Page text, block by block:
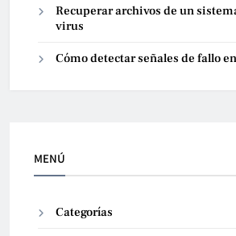
Recuperar archivos de un
virus
Cómo detectar señales de fallo
MENÚ
Categorías